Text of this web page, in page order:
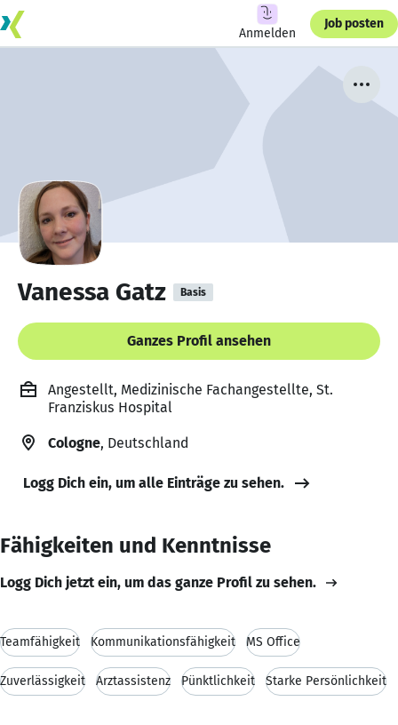
Anmelden
Job posten
Vanessa Gatz Basis
Ganzes Profil ansehen
Angestellt, Medizinische Fachangestellte, St.
Franziskus Hospital
Cologne, Deutschland
Logg Dich ein, um alle Einträge zu sehen.
Fähigkeiten und Kenntnisse
Logg Dich jetzt ein, um das ganze Profil zu sehen.
Teamfähigkeit Kommunikationsfähigkeit MS Office
Zuverlässigkeit Arztassistenz Pünktlichkeit Starke Persönlichkeit